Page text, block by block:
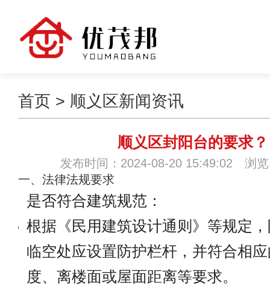
首页 > 顺义区新闻资讯
顺义区封阳台的要求？
发布时间：2024-08-20 15:49:02 浏览
一、法律法规要求
是否符合建筑规范：
根据《民用建筑设计通则》等规定
临空处应设置防护栏杆，并符合相
度、离楼面或屋面距离等要求。